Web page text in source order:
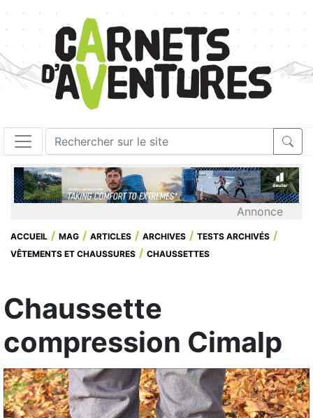
Annonce
ACCUEIL MAG ARTICLES ARCHIVES
TESTS ARCHIVÉS
VÊTEMENTS ET CHAUSSURES
CHAUSSETTES
Chaussette
compression Cimalp